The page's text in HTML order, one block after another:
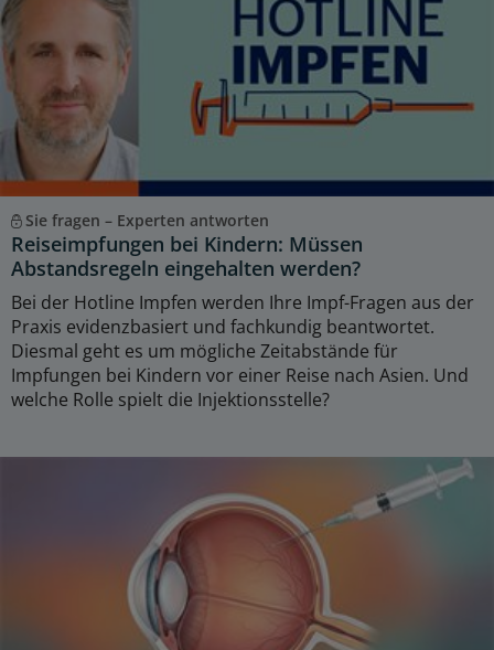
Sie fragen – Experten antworten
Reiseimpfungen bei Kindern: Müssen
Abstandsregeln eingehalten werden?
Bei der Hotline Impfen werden Ihre Impf-Fragen aus der
Praxis evidenzbasiert und fachkundig beantwortet.
Diesmal geht es um mögliche Zeitabstände für
Impfungen bei Kindern vor einer Reise nach Asien. Und
welche Rolle spielt die Injektionsstelle?